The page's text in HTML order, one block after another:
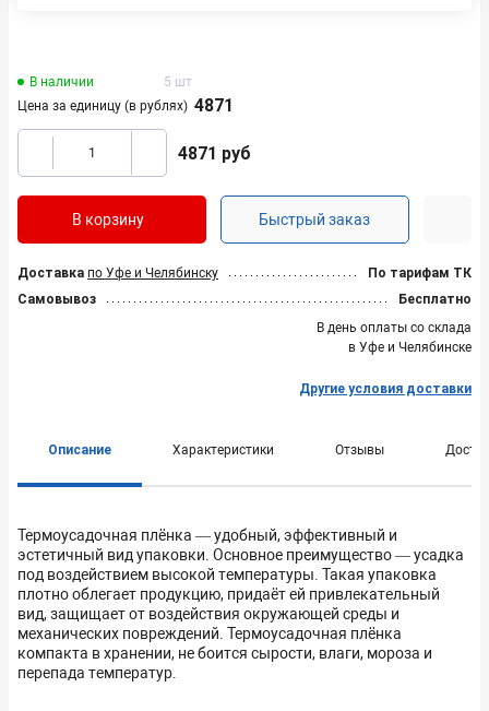
В наличии
5 шт
Цена за единицу (в рублях) 4871
4871 руб
В корзину Быстрый заказ
Доставка по Уфе и Челябинску
По тарифам ТК
Самовывоз
Бесплатно
В день оплаты со склада
в Уфе и Челябинске
Другие условия доставки
Описание Характеристики Отзывы
Термоусадочная плёнка — удобный, эффективный и
эстетичный вид упаковки. Основное преимущество — усадка
под воздействием высокой температуры. Такая упаковка
плотно облегает продукцию, придаёт ей привлекательный
вид, защищает от воздействия окружающей среды и
механических повреждений. Термоусадочная плёнка
компакта в хранении, не боится сырости, влаги, мороза и
перепада температур.